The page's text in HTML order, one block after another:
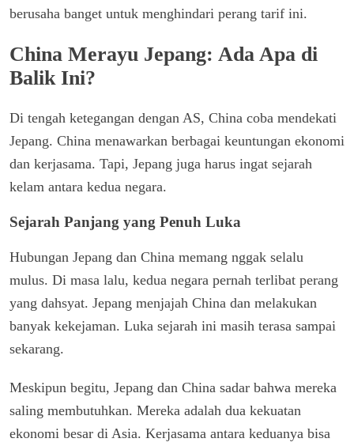
berusaha banget untuk menghindari perang tarif ini.
China Merayu Jepang: Ada Apa di
Balik Ini?
Di tengah ketegangan dengan AS, China coba mendekati
Jepang. China menawarkan berbagai keuntungan ekonomi
dan kerjasama. Tapi, Jepang juga harus ingat sejarah
kelam antara kedua negara.
Sejarah Panjang yang Penuh Luka
Hubungan Jepang dan China memang nggak selalu
mulus. Di masa lalu, kedua negara pernah terlibat perang
yang dahsyat. Jepang menjajah China dan melakukan
banyak kekejaman. Luka sejarah ini masih terasa sampai
sekarang.
Meskipun begitu, Jepang dan China sadar bahwa mereka
saling membutuhkan. Mereka adalah dua kekuatan
ekonomi besar di Asia. Kerjasama antara keduanya bisa